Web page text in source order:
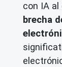
con IA
brecha